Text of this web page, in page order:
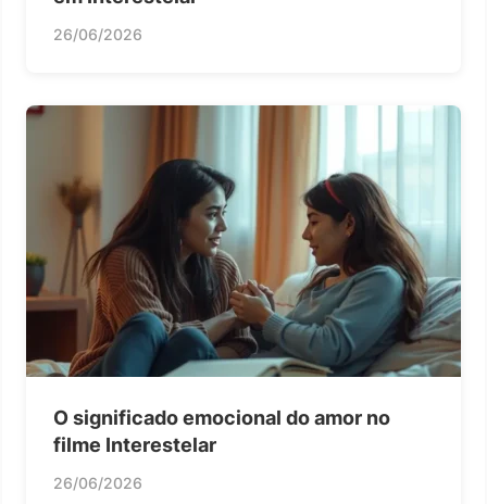
26/06/2026
O significado emocional do amor no
filme Interestelar
26/06/2026